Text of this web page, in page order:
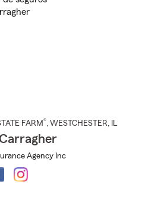
FARM®, WESTCHESTER, IL
Agency Inc